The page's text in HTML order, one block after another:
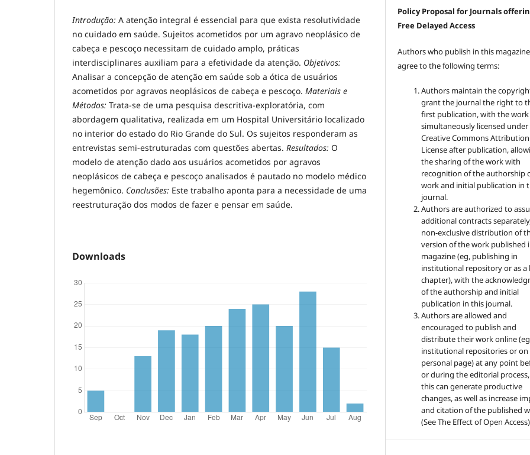
Introdução: A atenção integral é essencial para que exista resolutividade
no cuidado em saúde. Sujeitos acometidos por um agravo neoplásico de
cabeça e pescoço necessitam de cuidado amplo, práticas
interdisciplinares auxiliam para a efetividade da atenção. Objetivos:
Analisar a concepção de atenção em saúde sob a ótica de usuários
acometidos por agravos neoplásicos de cabeça e pescoço. Materiais e
Métodos: Trata-se de uma pesquisa descritiva-exploratória, com
abordagem qualitativa, realizada em um Hospital Universitário localizado
no interior do estado do Rio Grande do Sul. Os sujeitos responderam as
entrevistas semi-estruturadas com questões abertas. Resultados: O
modelo de atenção dado aos usuários acometidos por agravos
neoplásicos de cabeça e pescoço analisados é pautado no modelo médico
hegemônico. Conclusões: Este trabalho aponta para a necessidade de uma
reestruturação dos modos de fazer e pensar em saúde.
Downloads
Policy Proposal for Journals
Free Delayed Access
Authors who publish in this magazine
agree to the following terms:
Authors maintain the
grant the journal the right to
first publication, with the work
simultaneously licensed under
Creative Commons Attribution
License after publication,
the sharing of the work with
recognition of the authorship
work and initial publication in
journal.
Authors are authorized to
additional contracts
non-exclusive distribution of
version of the work published
magazine (eg, publishing in
institutional repository or as a
chapter), with the
of the authorship and initial
publication in this journal.
Authors are allowed and
encouraged to publish and
distribute their work online
institutional repositories or
personal page) at any point
or during the editorial
this can generate productive
changes, as well as increase
and citation of the published
(See The Effect of Open